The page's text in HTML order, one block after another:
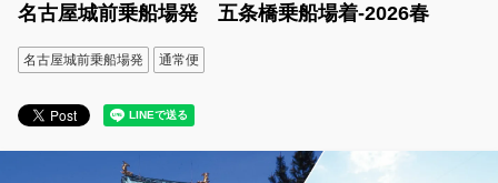
五条橋乗船場出発便
納屋橋乗船場出発便
おもてなし武将隊船内ガイド便
名古屋城前乗船場発 五条橋乗船場着-2026春
名古屋城前乗船場発 通常便